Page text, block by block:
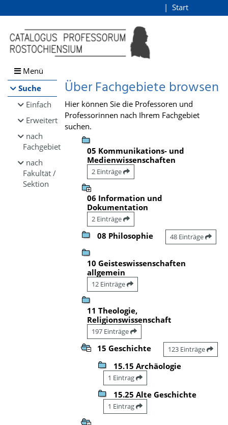
Browsen
direkt zum Inhalt
Start
Menü
Suche
Einfach
Erweitert
nach
Fachgebiet
nach
Fakultät /
Sektion
Über Fachgebiete browsen
Hier können Sie die Professoren und
Professorinnen nach Ihrem Fachgebiet
suchen.
05 Kommunikations- und
Medienwissenschaften
2 Einträge
06 Information und
Dokumentation
2 Einträge
08 Philosophie 48 Einträge
10 Geisteswissenschaften
allgemein
12 Einträge
11 Theologie,
Religionswissenschaft
197 Einträge
15 Geschichte 123 Einträge
15.15 Archäologie
1 Eintrag
15.25 Alte Geschichte
1 Eintrag